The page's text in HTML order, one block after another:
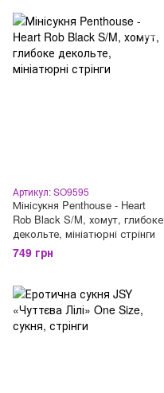
Артикул: SO9595
Мінісукня Penthouse - Heart
Rob Black S/M, хомут, глибоке
декольте, мініатюрні стрінги
749 грн